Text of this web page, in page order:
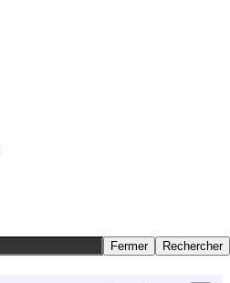
Fermer Rechercher